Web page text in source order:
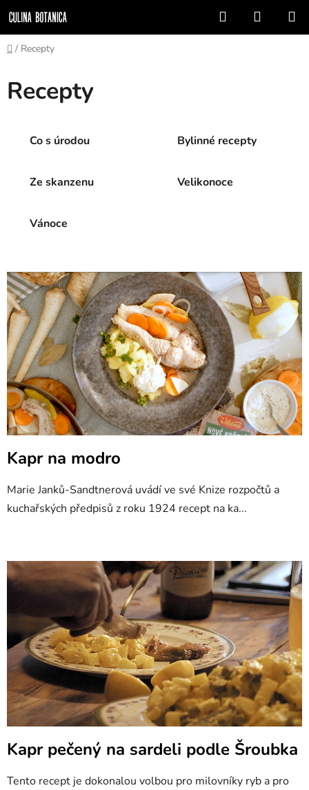
na
obsah
Hledat
KOŠÍK
Domů
/ Recepty
Recepty
Co s úrodou Bylinné recepty
Ze skanzenu Velikonoce
Vánoce
V
ý
p
i
s
č
l
á
n
k
ů
Kapr na modro
Marie Janků-Sandtnerová uvádí ve své Knize rozpočtů a
kuchařských předpisů z roku 1924 recept na ka...
Kapr pečený na sardeli podle Šroubka
Tento recept je dokonalou volbou pro milovníky ryb a pro